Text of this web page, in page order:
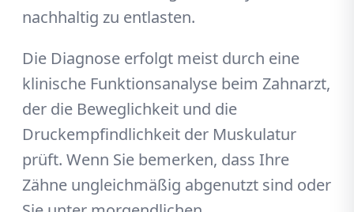
nachhaltig zu entlasten.
Die Diagnose erfolgt meist durch eine
klinische Funktionsanalyse beim Zahnarzt,
der die Beweglichkeit und die
Druckempfindlichkeit der Muskulatur
prüft. Wenn Sie bemerken, dass Ihre
Zähne ungleichmäßig abgenutzt sind oder